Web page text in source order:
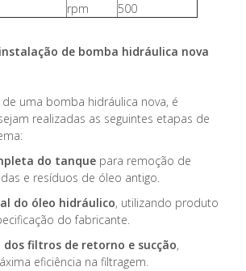
rpm 500
de bomba hidráulica nova
uma bomba hidráulica nova, é
realizadas as seguintes etapas de
do tanque para remoção de
e resíduos de óleo antigo.
do óleo hidráulico, utilizando produto
do fabricante.
filtros de retorno e sucção,
eficiência na filtragem.